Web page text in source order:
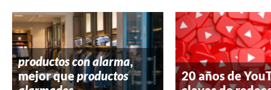
productos con alarma,
mejor queproductos
20 años de